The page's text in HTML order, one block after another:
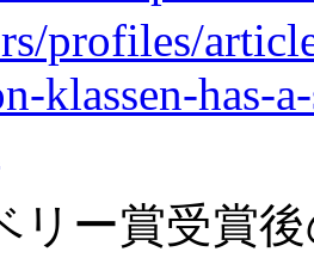
profiles/
klassen-has-
リー賞受賞